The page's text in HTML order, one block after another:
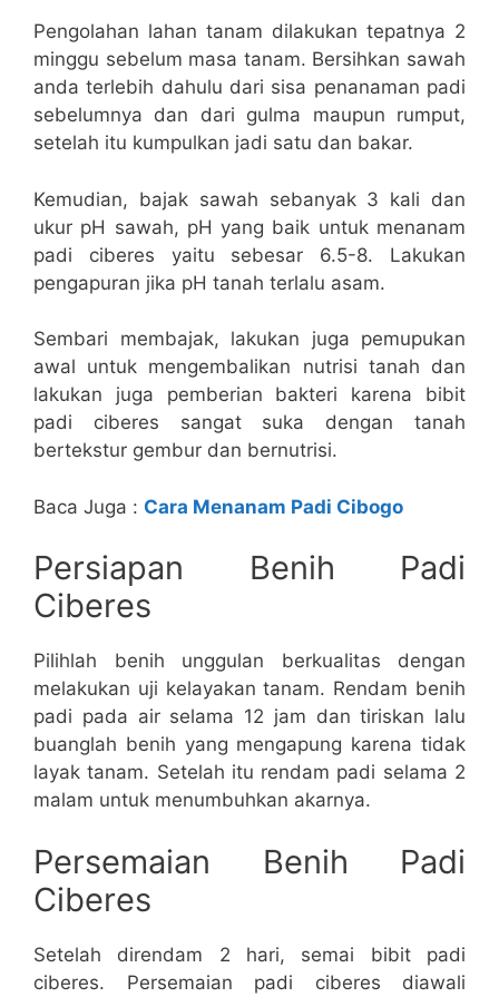
Pengolahan lahan tanam dilakukan tepatnya 2
minggu sebelum masa tanam. Bersihkan sawah
anda terlebih dahulu dari sisa penanaman padi
sebelumnya dan dari gulma maupun rumput,
setelah itu kumpulkan jadi satu dan bakar.
Kemudian, bajak sawah sebanyak 3 kali dan
ukur pH sawah, pH yang baik untuk menanam
padi ciberes yaitu sebesar 6.5-8. Lakukan
pengapuran jika pH tanah terlalu asam.
Sembari membajak, lakukan juga pemupukan
awal untuk mengembalikan nutrisi tanah dan
lakukan juga pemberian bakteri karena bibit
padi ciberes sangat suka dengan tanah
bertekstur gembur dan bernutrisi.
Baca Juga : Cara Menanam Padi Cibogo
Persiapan Benih Padi
Ciberes
Pilihlah benih unggulan berkualitas dengan
melakukan uji kelayakan tanam. Rendam benih
padi pada air selama 12 jam dan tiriskan lalu
buanglah benih yang mengapung karena tidak
layak tanam. Setelah itu rendam padi selama 2
malam untuk menumbuhkan akarnya.
Persemaian Benih Padi
Ciberes
Setelah direndam 2 hari, semai bibit padi
ciberes. Persemaian padi ciberes diawali